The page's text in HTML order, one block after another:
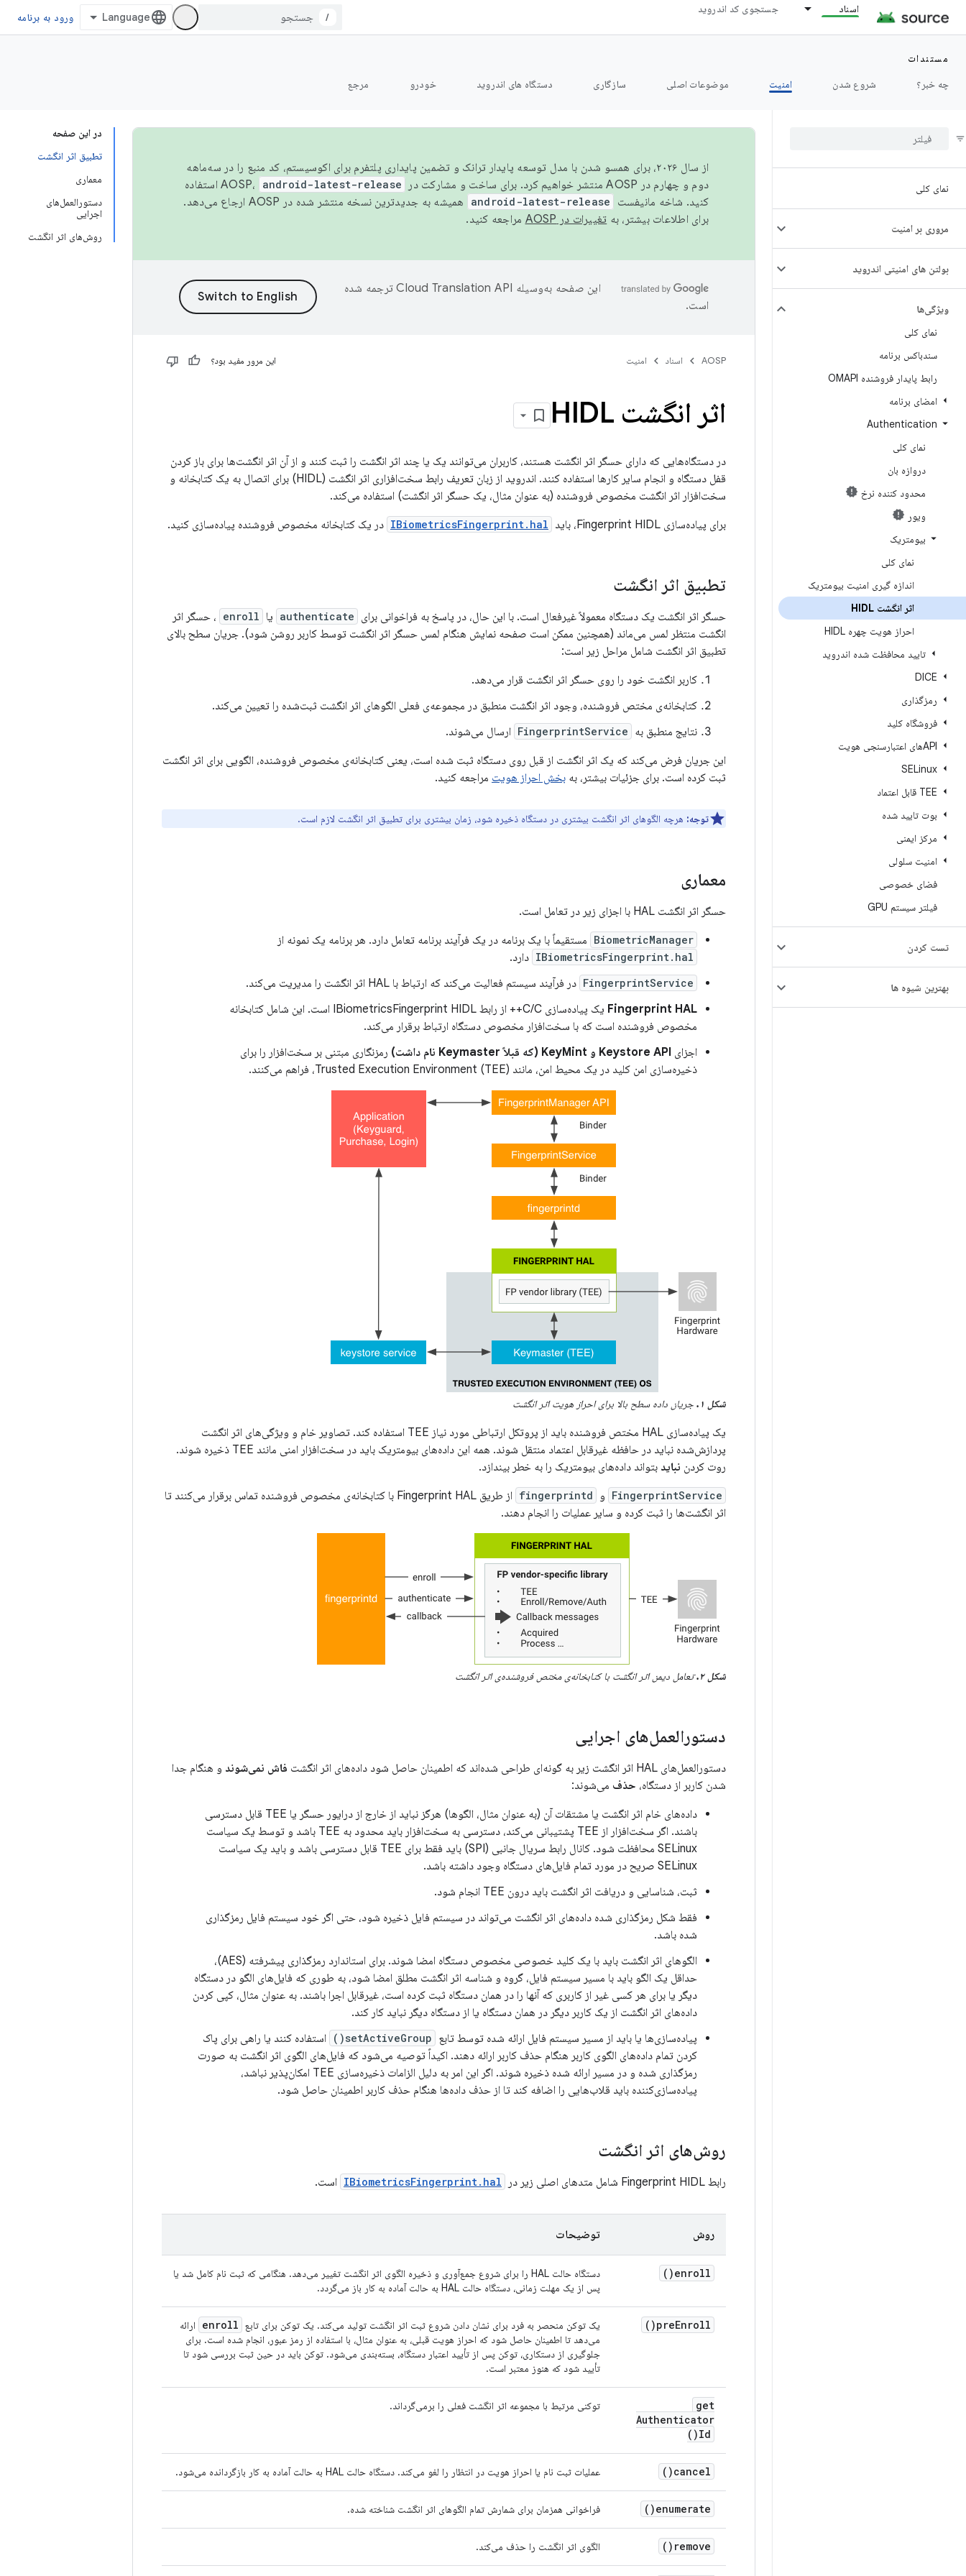
اسناد جستجوی کد اندروید
/ ورود به برنامه
مستندات
چه خبر؟
شروع شدن امنیت موضوعات اصلی سازگاری دستگاه های اندروید خودرو مرجع
نمای کلی
مروری بر امنیت
بولتن های امنیتی اندروید
ویژگی‌ها
نمای کلی
سندباکس برنامه
رابط پایدار فروشنده OMAPI
امضای برنامه
Authentication
نمای کلی
دروازه بان
محدود کننده نرخ
ویور
بیومتریک
نمای کلی
اندازه گیری امنیت بیومتریک
اثر انگشت HIDL
احراز هویت چهره HIDL
تایید محافظت شده اندروید
DICE
رمزگذاری
فروشگاه کلید
APIهای اعتبارسنجی هویت
SELinux
TEE قابل اعتماد
بوت تایید شده
مرکز ایمنی
امنیت سلولی
فضای خصوصی
فیلتر سیستم GPU
تست کردن
بهترین شیوه ها
در این صفحه
تطبیق اثر انگشت
معماری
دستورالعمل‌های
اجرایی
روش‌های اثر انگشت
از سال ۲۰۲۶، برای همسو شدن با مدل توسعه پایدار ترانک و تضمین پایداری پلتفرم برای اکوسیستم، کد منبع را در سه‌ماهه
دوم و چهارم در AOSP منتشر خواهیم کرد. برای ساخت و مشارکت در AOSP،
android-latest-release
استفاده
کنید. شاخه مانیفست
android-latest-release
همیشه به جدیدترین نسخه منتشر شده در AOSP ارجاع می‌دهد.
برای اطلاعات بیشتر، به تغییرات در AOSP مراجعه کنید.
این صفحه به‌وسیله
ترجمه شده
است.
AOSP اسناد امنیت این مرور مفید بود؟
اثر انگشت HIDL
در دستگاه‌هایی که دارای حسگر اثر انگشت هستند، کاربران می‌توانند یک یا چند اثر انگشت را ثبت کنند و از آن اثر انگشت‌ها برای باز کردن
قفل دستگاه و انجام سایر کارها استفاده کنند. اندروید از زبان تعریف رابط سخت‌افزاری اثر انگشت (HIDL) برای اتصال به یک کتابخانه و
سخت‌افزار اثر انگشت مخصوص فروشنده (به عنوان مثال، یک حسگر اثر انگشت) استفاده می‌کند.
برای پیاده‌سازی Fingerprint HIDL، باید
IBiometricsFingerprint.hal در یک کتابخانه مخصوص فروشنده پیاده‌سازی کنید.
تطبیق اثر انگشت
حسگر اثر انگشت یک دستگاه معمولاً غیرفعال است. با این حال، در پاسخ به فراخوانی برای authenticate یا enroll ، حسگر اثر
انگشت منتظر لمس می‌ماند (همچنین ممکن است صفحه نمایش هنگام لمس حسگر اثر انگشت توسط کاربر روشن شود). جریان سطح بالای
تطبیق اثر انگشت شامل مراحل زیر است:
کاربر انگشت خود را روی حسگر اثر انگشت قرار می‌دهد.
کتابخانه‌ی مختص فروشنده، وجود اثر انگشت منطبق در مجموعه‌ی فعلی الگوهای اثر انگشت ثبت‌شده را تعیین می‌کند.
نتایج منطبق به FingerprintService ارسال می‌شوند.
این جریان فرض می‌کند که یک اثر انگشت از قبل روی دستگاه ثبت شده است، یعنی کتابخانه‌ی مخصوص فروشنده، الگویی برای اثر انگشت
ثبت کرده است. برای جزئیات بیشتر، به بخش احراز هویت مراجعه کنید.
توجه: هرچه الگوهای اثر انگشت بیشتری در دستگاه ذخیره شود، زمان بیشتری برای تطبیق اثر انگشت لازم است.
معماری
حسگر اثر انگشت HAL با اجزای زیر در تعامل است.
BiometricManager مستقیماً با یک برنامه در یک فرآیند برنامه تعامل دارد. هر برنامه یک نمونه از
IBiometricsFingerprint.hal دارد.
FingerprintService در فرآیند سیستم فعالیت می‌کند که ارتباط با HAL اثر انگشت را مدیریت می‌کند.
Fingerprint HAL
یک پیاده‌سازی C/C++ از رابط IBiometricsFingerprint HIDL است. این شامل کتابخانه
مخصوص فروشنده است که با سخت‌افزار مخصوص دستگاه ارتباط برقرار می‌کند.
اجزای Keystore API و KeyMint (که قبلاً Keymaster نام داشت)
رمزنگاری مبتنی بر سخت‌افزار را برای
ذخیره‌سازی امن کلید در یک محیط امن، مانند Trusted Execution Environment (TEE)، فراهم می‌کنند.
شکل ۱. جریان داده سطح بالا برای احراز هویت اثر انگشت
یک پیاده‌سازی HAL مختص فروشنده باید از پروتکل ارتباطی مورد نیاز TEE استفاده کند. تصاویر خام و ویژگی‌های اثر انگشت
پردازش‌شده نباید در حافظه غیرقابل اعتماد منتقل شوند. همه این داده‌های بیومتریک باید در سخت‌افزار امنی مانند TEE ذخیره شوند.
روت کردن نباید بتواند داده‌های بیومتریک را به خطر بیندازد.
FingerprintService و fingerprintd
از طریق Fingerprint HAL با کتابخانه‌ی مخصوص فروشنده تماس برقرار می‌کنند تا
اثر انگشت‌ها را ثبت کرده و سایر عملیات را انجام دهند.
شکل ۲. تعامل دیمن اثر انگشت با کتابخانه‌ی مختص فروشنده‌ی اثر انگشت
دستورالعمل‌های اجرایی
دستورالعمل‌های HAL اثر انگشت زیر به گونه‌ای طراحی شده‌اند که اطمینان حاصل شود داده‌های اثر انگشت فاش نمی‌شوند و هنگام جدا
شدن کاربر از دستگاه، حذف می‌شوند:
داده‌های خام اثر انگشت یا مشتقات آن (به عنوان مثال، الگوها) هرگز نباید از خارج از درایور حسگر یا TEE قابل دسترسی
باشند. اگر سخت‌افزار از TEE پشتیبانی می‌کند، دسترسی به سخت‌افزار باید محدود به TEE باشد و توسط یک سیاست
SELinux محافظت شود. کانال رابط سریال جانبی (SPI) باید فقط برای TEE قابل دسترسی باشد و باید یک سیاست
SELinux صریح در مورد تمام فایل‌های دستگاه وجود داشته باشد.
ثبت، شناسایی و دریافت اثر انگشت باید درون TEE انجام شود.
فقط شکل رمزگذاری شده داده‌های اثر انگشت می‌تواند در سیستم فایل ذخیره شود، حتی اگر خود سیستم فایل رمزگذاری
شده باشد.
الگوهای اثر انگشت باید با یک کلید خصوصی مخصوص دستگاه امضا شوند. برای استاندارد رمزگذاری پیشرفته (AES)،
حداقل یک الگو باید با مسیر سیستم فایل، گروه و شناسه اثر انگشت مطلق امضا شود، به طوری که فایل‌های الگو در دستگاه
دیگر یا برای هر کسی غیر از کاربری که آنها را در همان دستگاه ثبت کرده است، غیرقابل اجرا باشند. به عنوان مثال، کپی کردن
داده‌های اثر انگشت از یک کاربر دیگر در همان دستگاه یا از دستگاه دیگر نباید کار کند.
پیاده‌سازی‌ها یا باید از مسیر سیستم فایل ارائه شده توسط تابع setActiveGroup()
استفاده کنند یا راهی برای پاک
کردن تمام داده‌های الگوی کاربر هنگام حذف کاربر ارائه دهند. اکیداً توصیه می‌شود که فایل‌های الگوی اثر انگشت به صورت
رمزگذاری شده و در مسیر ارائه شده ذخیره شوند. اگر این امر به دلیل الزامات ذخیره‌سازی TEE امکان‌پذیر نباشد،
پیاده‌سازی‌کننده باید قلاب‌هایی را اضافه کند تا از حذف داده‌ها هنگام حذف کاربر اطمینان حاصل شود.
روش‌های اثر انگشت
رابط Fingerprint HIDL شامل متدهای اصلی زیر در IBiometricsFingerprint.hal است.
روش توضیحات
enroll(
)
دستگاه حالت HAL را برای شروع جمع‌آوری و ذخیره الگوی اثر انگشت تغییر می‌دهد. هنگامی که ثبت نام کامل شد یا
پس از یک مهلت زمانی، دستگاه حالت HAL به حالت آماده به کار باز می‌گردد.
preEnroll(
) یک توکن منحصر به فرد برای نشان دادن شروع ثبت اثر انگشت تولید می‌کند. یک توکن برای تابع enroll
ارائه
می‌دهد تا اطمینان حاصل شود که احراز هویت قبلی، به عنوان مثال، با استفاده از رمز عبور، انجام شده است. برای
جلوگیری از دستکاری، توکن پس از تأیید اعتبار دستگاه، بسته‌بندی می‌شود. توکن باید در حین ثبت بررسی شود تا
تأیید شود که هنوز معتبر است.
get
Authenticator
Id(
)
توکنی مرتبط با مجموعه اثر انگشت فعلی را برمی‌گرداند.
cancel(
) عملیات ثبت نام یا احراز هویت در انتظار را لغو می‌کند. دستگاه حالت HAL به حالت آماده به کار بازگردانده می‌شود.
enumerate(
) فراخوانی همزمان برای شمارش تمام الگوهای اثر انگشت شناخته شده.
remove(
) الگوی اثر انگشت را حذف می‌کند.